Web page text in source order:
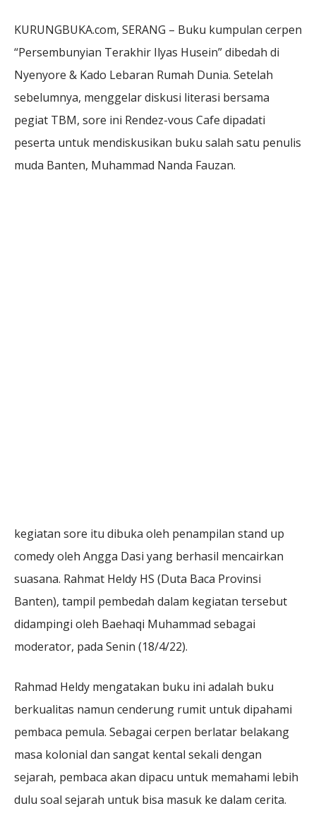
KURUNGBUKA.com, SERANG – Buku kumpulan cerpen
“Persembunyian Terakhir Ilyas Husein” dibedah di
Nyenyore & Kado Lebaran Rumah Dunia. Setelah
sebelumnya, menggelar diskusi literasi bersama
pegiat TBM, sore ini Rendez-vous Cafe dipadati
peserta untuk mendiskusikan buku salah satu penulis
muda Banten, Muhammad Nanda Fauzan.
kegiatan sore itu dibuka oleh penampilan stand up
comedy oleh Angga Dasi yang berhasil mencairkan
suasana. Rahmat Heldy HS (Duta Baca Provinsi
Banten), tampil pembedah dalam kegiatan tersebut
didampingi oleh Baehaqi Muhammad sebagai
moderator, pada Senin (18/4/22).
Rahmad Heldy mengatakan buku ini adalah buku
berkualitas namun cenderung rumit untuk dipahami
pembaca pemula. Sebagai cerpen berlatar belakang
masa kolonial dan sangat kental sekali dengan
sejarah, pembaca akan dipacu untuk memahami lebih
dulu soal sejarah untuk bisa masuk ke dalam cerita.